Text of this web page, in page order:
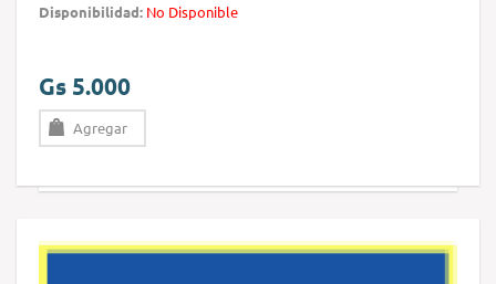
Disponibilidad: No Disponible
Gs 5.000
Agregar